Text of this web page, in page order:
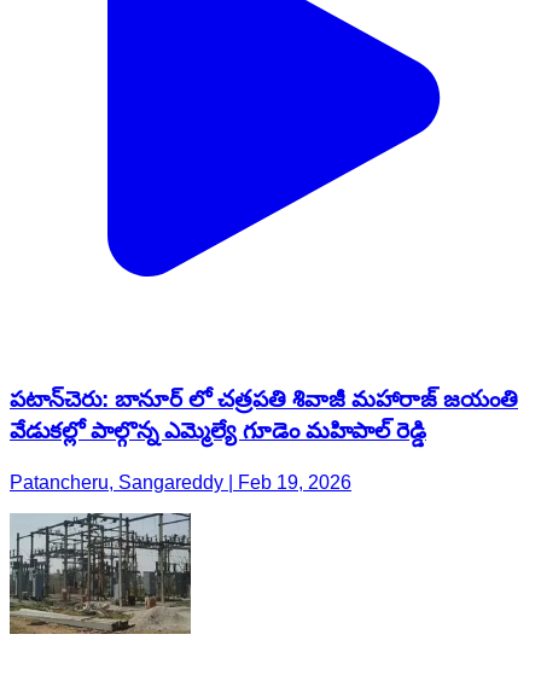
పటాన్​​చెరు: బానూర్ లో చత్రపతి శివాజీ మహారాజ్ జయంతి
వేడుకల్లో పాల్గొన్న ఎమ్మెల్యే గూడెం మహిపాల్ రెడ్డి
Patancheru, Sangareddy | Feb 19, 2026